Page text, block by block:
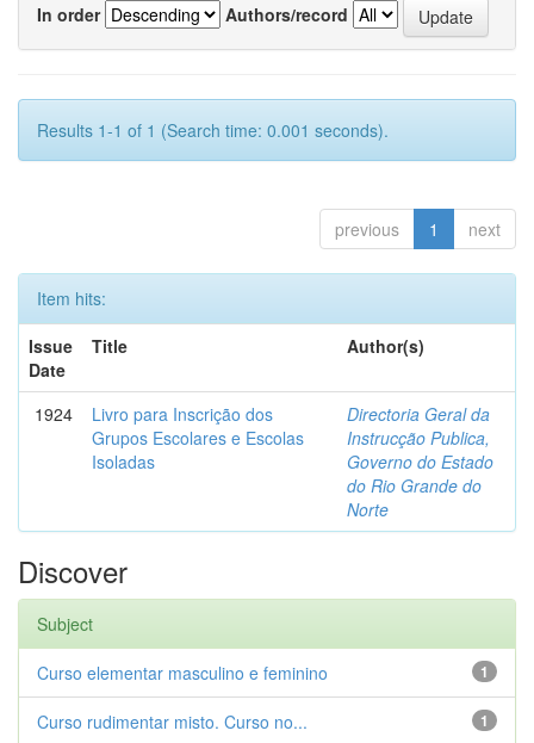
In order
Authors/record
Results 1-1 of 1 (Search time: 0.001 seconds).
previous 1 next
Item hits:
Issue
Date
Title Author(s)
1924
Livro para Inscrição dos
Grupos Escolares e Escolas
Isoladas
Directoria Geral da
Instrucção Publica,
Governo do Estado
do Rio Grande do
Norte
Discover
Subject
1
Curso elementar masculino e feminino
1
Curso rudimentar misto. Curso no...